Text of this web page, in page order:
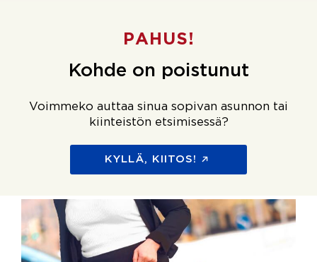
PAHUS!
Kohde on poistunut
Voimmeko auttaa sinua sopivan asunnon tai
kiinteistön etsimisessä?
KYLLÄ, KIITOS!